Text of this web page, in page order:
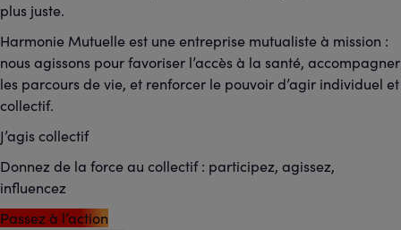
plus juste.
Harmonie Mutuelle est une entreprise mutualiste à mission :
nous agissons pour favoriser l’accès à la santé, accompagner
les parcours de vie, et renforcer le pouvoir d’agir individuel et
collectif.
J’agis collectif
Donnez de la force au collectif : participez, agissez,
influencez
Passez à l’action